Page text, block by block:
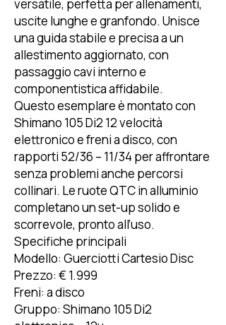
versatile, perfetta per allenamenti,
uscite lunghe e granfondo. Unisce
una guida stabile e precisa a un
allestimento aggiornato, con
passaggio cavi interno e
componentistica affidabile.
Questo esemplare è montato con
Shimano 105 Di2 12 velocità
elettronico e freni a disco, con
rapporti 52/36 – 11/34 per affrontare
senza problemi anche percorsi
collinari. Le ruote QTC in alluminio
completano un set-up solido e
scorrevole, pronto all’uso.
Specifiche principali
Modello: Guerciotti Cartesio Disc
Prezzo: € 1.999
Freni: a disco
Gruppo: Shimano 105 Di2